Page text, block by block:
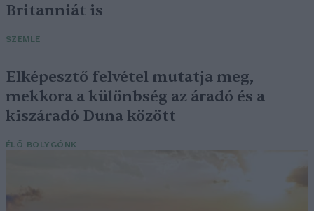
Britanniát is
SZEMLE
Elképesztő felvétel mutatja meg,
mekkora a különbség az áradó és a
kiszáradó Duna között
ÉLŐ BOLYGÓNK